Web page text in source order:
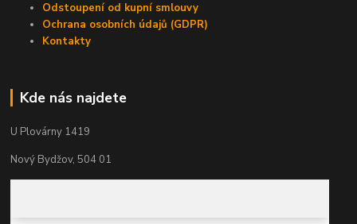
Odstoupení od kupní smlouvy
Ochrana osobních údajů (GDPR)
Kontakty
Kde nás najdete
U Plovárny 1419
Nový Bydžov, 504 01